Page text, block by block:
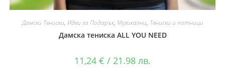
Дамски Тениски, Идеи за Подарък, Музикални, Тениски и потници
Дамска тениска ALL YOU NEED
11,24 € / 21.98 лв.